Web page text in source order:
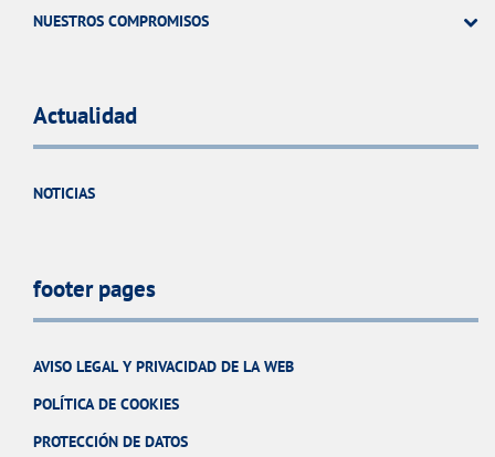
NUESTROS COMPROMISOS
Actualidad
NOTICIAS
footer pages
AVISO LEGAL Y PRIVACIDAD DE LA WEB
POLÍTICA DE COOKIES
PROTECCIÓN DE DATOS